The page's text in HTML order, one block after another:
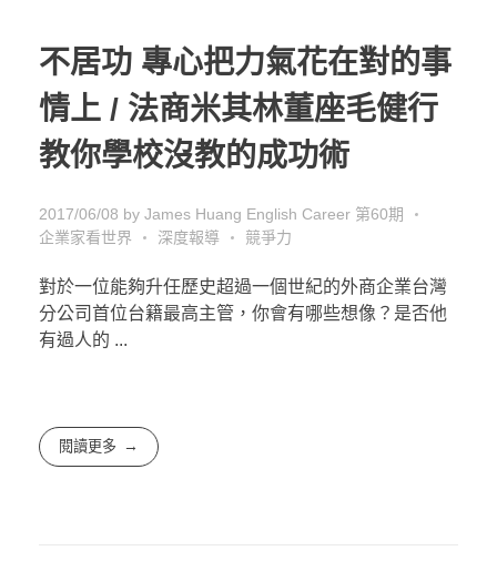
不居功 專心把力氣花在對的事
情上 / 法商米其林董座毛健行
教你學校沒教的成功術
2017/06/08 by James Huang English Career 第60期
企業家看世界
深度報導 競爭力
對於一位能夠升任歷史超過一個世紀的外商企業台灣
分公司首位台籍最高主管，你會有哪些想像？是否他
有過人的 ...
閱讀更多